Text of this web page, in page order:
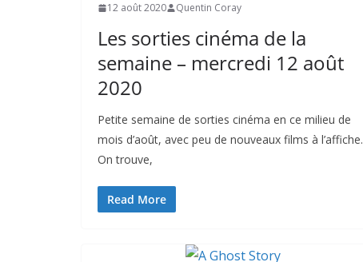
12 août 2020 Quentin Coray
Les sorties cinéma de la
semaine – mercredi 12 août
2020
Petite semaine de sorties cinéma en ce milieu de
mois d’août, avec peu de nouveaux films à l’affiche.
On trouve,
Read More